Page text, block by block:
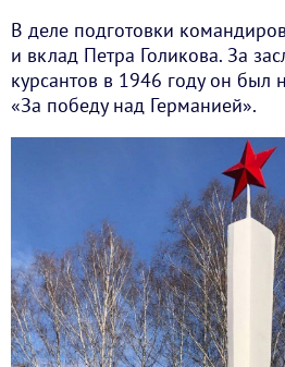
В деле подготовки
и вклад Петра Голикова. За
курсантов в 1946 году он был
«За победу над Германией».